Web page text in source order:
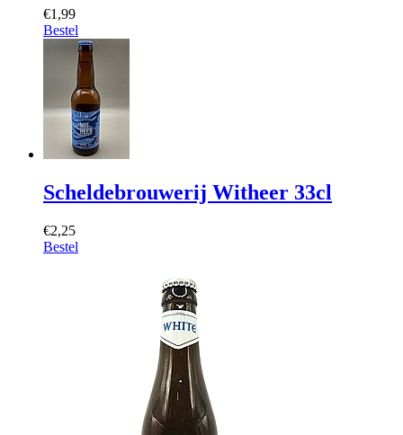
€1,99
Bestel
Scheldebrouwerij Witheer 33cl
€2,25
Bestel